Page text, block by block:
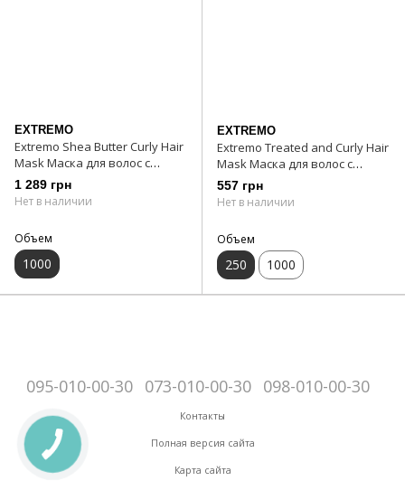
EXTREMO
Extremo Shea Butter Curly Hair
Mask Маска для волос с
маслом ши 1000 мл
1 289 грн
Нет в наличии
Объем
1000
EXTREMO
Extremo Treated and Curly Hair
Mask Маска для волос с
маслом карите 250 мл
557 грн
Нет в наличии
Объем
250 1000
095-010-00-30 073-010-00-30 098-010-00-30
Контакты
Полная версия сайта
Карта сайта